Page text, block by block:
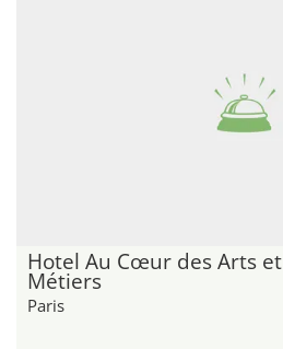
Hotel Au Cœur des Arts et
Métiers
Paris